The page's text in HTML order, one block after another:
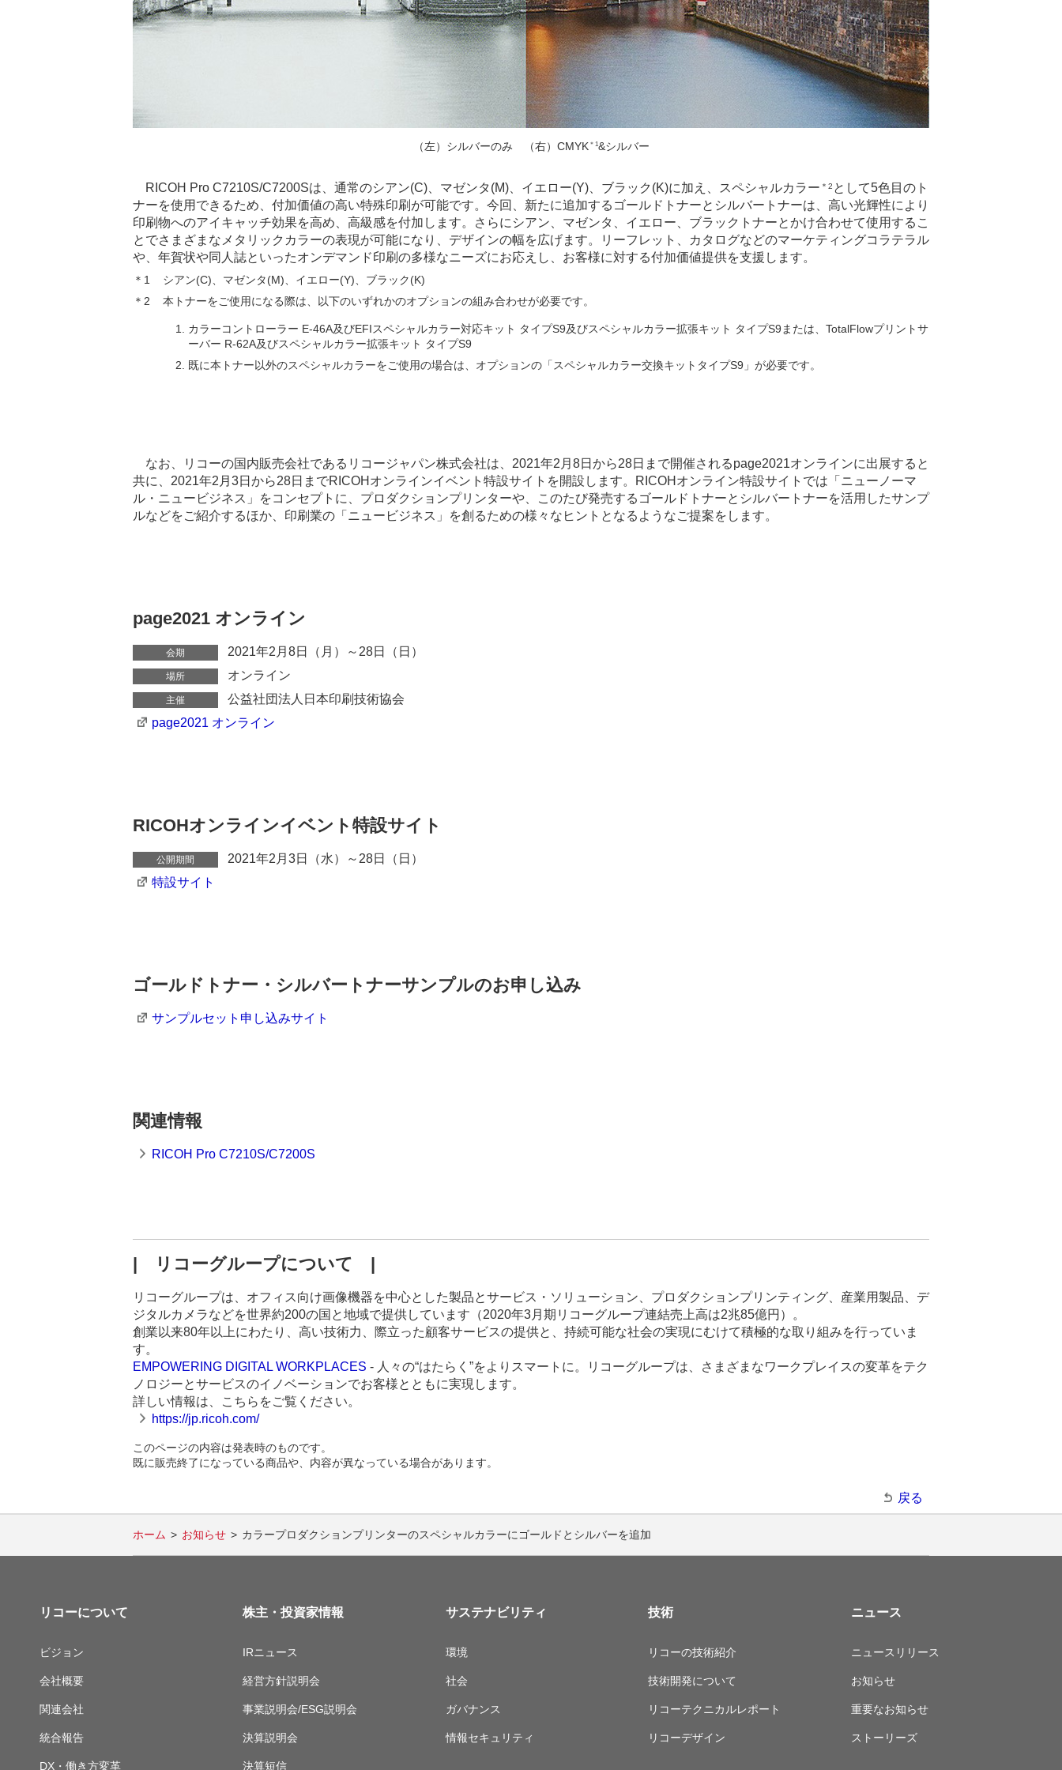
（左）シルバーのみ （右）CMYK＊1&シルバー
RICOH Pro C7210S/C7200Sは、通常のシアン(C)、マゼンタ(M)、イエロー(Y)、ブラック(K)に加え、スペシャルカラー ＊2 として5色目のト
ナーを使用できるため、付加価値の高い特殊印刷が可能です。今回、新たに追加するゴールドトナーとシルバートナーは、高い光輝性により
印刷物へのアイキャッチ効果を高め、高級感を付加します。さらにシアン、マゼンタ、イエロー、ブラックトナーとかけ合わせて使用するこ
とでさまざまなメタリックカラーの表現が可能になり、デザインの幅を広げます。リーフレット、カタログなどのマーケティングコラテラル
や、年賀状や同人誌といったオンデマンド印刷の多様なニーズにお応えし、お客様に対する付加価値提供を支援します。
＊1
シアン(C)、マゼンタ(M)、イエロー(Y)、ブラック(K)
＊2
本トナーをご使用になる際は、以下のいずれかのオプションの組み合わせが必要です。
カラーコントローラー E-46A及びEFIスペシャルカラー対応キット タイプS9及びスペシャルカラー拡張キット タイプS9または、TotalFlowプリントサ
ーバー R-62A及びスペシャルカラー拡張キット タイプS9
既に本トナー以外のスペシャルカラーをご使用の場合は、オプションの「スペシャルカラー交換キットタイプS9」が必要です。
なお、リコーの国内販売会社であるリコージャパン株式会社は、2021年2月8日から28日まで開催されるpage2021オンラインに出展すると
共に、2021年2月3日から28日までRICOHオンラインイベント特設サイトを開設します。RICOHオンライン特設サイトでは「ニューノーマ
ル・ニュービジネス」をコンセプトに、プロダクションプリンターや、このたび発売するゴールドトナーとシルバートナーを活用したサンプ
ルなどをご紹介するほか、印刷業の「ニュービジネス」を創るための様々なヒントとなるようなご提案をします。
page2021 オンライン
会期 2021年2月8日（月）～28日（日）
場所 オンライン
主催
公益社団法人日本印刷技術協会
page2021 オンライン
RICOHオンラインイベント特設サイト
公開期間
2021年2月3日（水）～28日（日）
特設サイト
ゴールドトナー・シルバートナーサンプルのお申し込み
サンプルセット申し込みサイト
関連情報
RICOH Pro C7210S/C7200S
| リコーグループについて |
リコーグループは、オフィス向け画像機器を中心とした製品とサービス・ソリューション、プロダクションプリンティング、産業用製品、デ
ジタルカメラなどを世界約200の国と地域で提供しています（2020年3月期リコーグループ連結売上高は2兆85億円）。
創業以来80年以上にわたり、高い技術力、際立った顧客サービスの提供と、持続可能な社会の実現にむけて積極的な取り組みを行っていま
す。
EMPOWERING DIGITAL WORKPLACES - 人々の“はたらく”をよりスマートに。リコーグループは、さまざまなワークプレイスの変革をテク
ノロジーとサービスのイノベーションでお客様とともに実現します。
詳しい情報は、こちらをご覧ください。
https://jp.ricoh.com/
このページの内容は発表時のものです。
既に販売終了になっている商品や、内容が異なっている場合があります。
戻る
ホーム お知らせ カラープロダクションプリンターのスペシャルカラーにゴールドとシルバーを追加
リコーについて
ビジョン
会社概要
関連会社
統合報告
DX・働き方変革
株主・投資家情報
IRニュース
経営方針説明会
事業説明会/ESG説明会
決算説明会
決算短信
サステナビリティ
環境
社会
ガバナンス
情報セキュリティ
技術
リコーの技術紹介
技術開発について
リコーテクニカルレポート
リコーデザイン
ニュース
ニュースリリース
お知らせ
重要なお知らせ
ストーリーズ